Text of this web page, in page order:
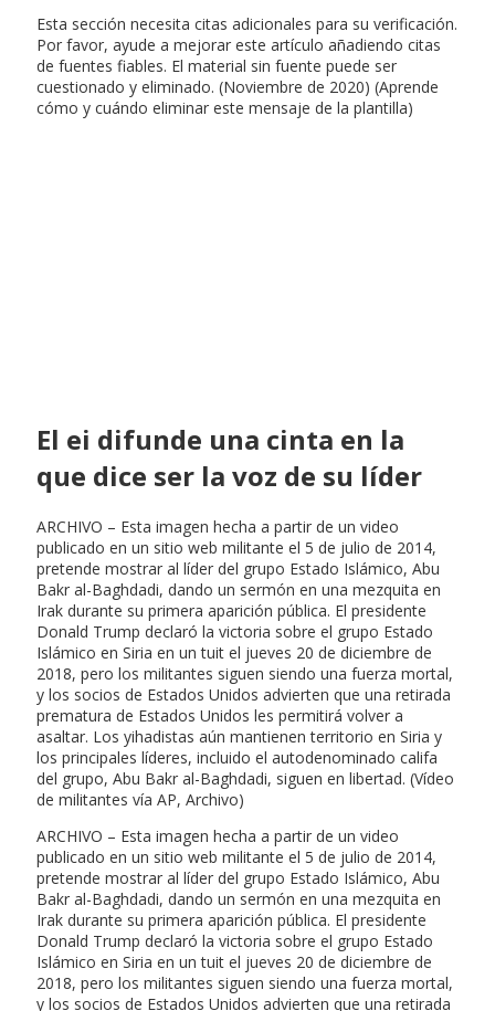
Esta sección necesita citas adicionales para su verificación.
Por favor, ayude a mejorar este artículo añadiendo citas
de fuentes fiables. El material sin fuente puede ser
cuestionado y eliminado. (Noviembre de 2020) (Aprende
cómo y cuándo eliminar este mensaje de la plantilla)
El ei difunde una cinta en la
que dice ser la voz de su líder
ARCHIVO – Esta imagen hecha a partir de un video
publicado en un sitio web militante el 5 de julio de 2014,
pretende mostrar al líder del grupo Estado Islámico, Abu
Bakr al-Baghdadi, dando un sermón en una mezquita en
Irak durante su primera aparición pública. El presidente
Donald Trump declaró la victoria sobre el grupo Estado
Islámico en Siria en un tuit el jueves 20 de diciembre de
2018, pero los militantes siguen siendo una fuerza mortal,
y los socios de Estados Unidos advierten que una retirada
prematura de Estados Unidos les permitirá volver a
asaltar. Los yihadistas aún mantienen territorio en Siria y
los principales líderes, incluido el autodenominado califa
del grupo, Abu Bakr al-Baghdadi, siguen en libertad. (Vídeo
de militantes vía AP, Archivo)
ARCHIVO – Esta imagen hecha a partir de un video
publicado en un sitio web militante el 5 de julio de 2014,
pretende mostrar al líder del grupo Estado Islámico, Abu
Bakr al-Baghdadi, dando un sermón en una mezquita en
Irak durante su primera aparición pública. El presidente
Donald Trump declaró la victoria sobre el grupo Estado
Islámico en Siria en un tuit el jueves 20 de diciembre de
2018, pero los militantes siguen siendo una fuerza mortal,
y los socios de Estados Unidos advierten que una retirada